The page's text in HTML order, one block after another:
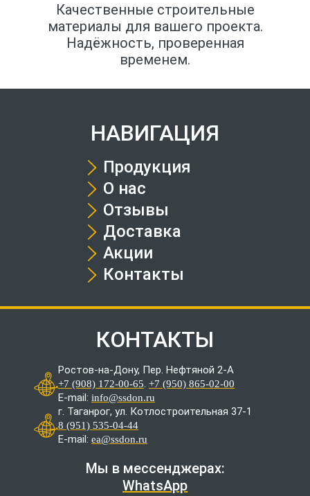
Качественные строительные
материалы для вашего проекта.
Надёжность, проверенная
временем.
НАВИГАЦИЯ
Продукция
О нас
Отзывы
Доставка
Акции
Контакты
КОНТАКТЫ
Ростов-на-Дону, Пер. Нефтяной 2-А
+7 (908) 172-00-65. +7 (950) 865-02-00
E-mail: info@ssdon.ru
г. Таганрог, ул. Котлостроительная 37-1
8 (951) 535-04-44
E-mail: ea@ssdon.ru
Мы в мессенджерах:
WhatsApp